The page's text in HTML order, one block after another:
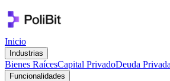
Inicio
Industrias
Bienes RaícesCapital PrivadoDeuda Privada
Funcionalidades